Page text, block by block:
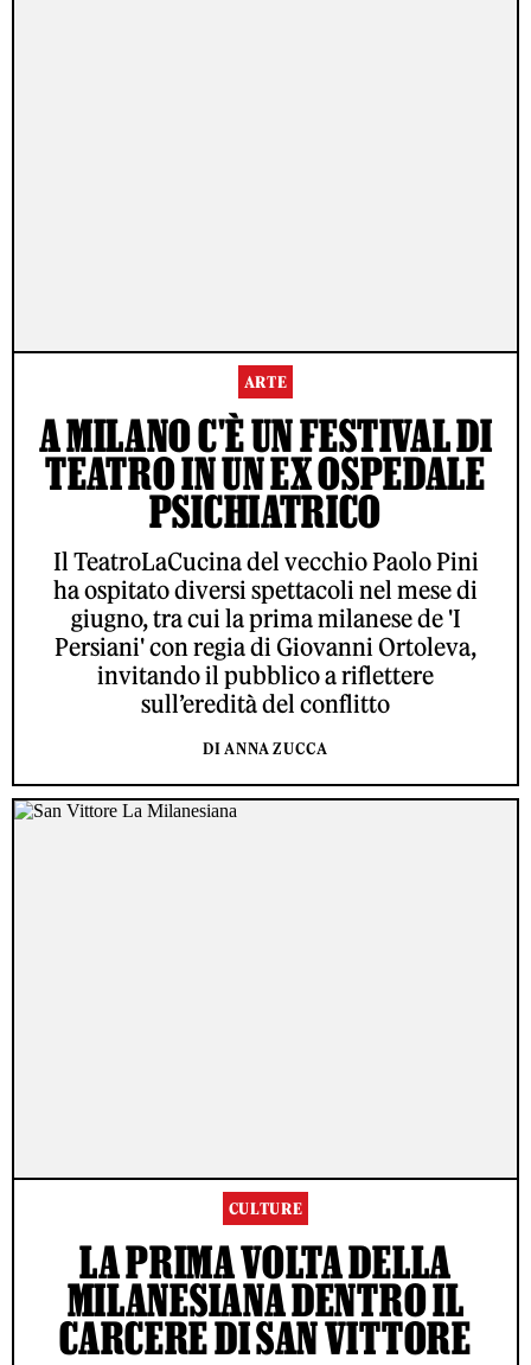
ARTE
A MILANO C'È UN FESTIVAL DI
TEATRO IN UN EX OSPEDALE
PSICHIATRICO
Il TeatroLaCucina del vecchio Paolo Pini
ha ospitato diversi spettacoli nel mese di
giugno, tra cui la prima milanese de 'I
Persiani' con regia di Giovanni Ortoleva,
invitando il pubblico a riflettere
sull’eredità del conflitto
DI ANNA ZUCCA
CULTURE
LA PRIMA VOLTA DELLA
MILANESIANA DENTRO IL
CARCERE DI SAN VITTORE